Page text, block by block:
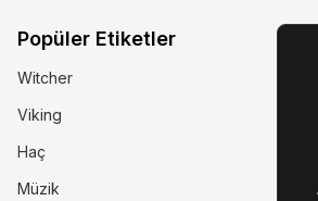
Popüler Etiketler
Witcher
Viking
Haç
Müzik